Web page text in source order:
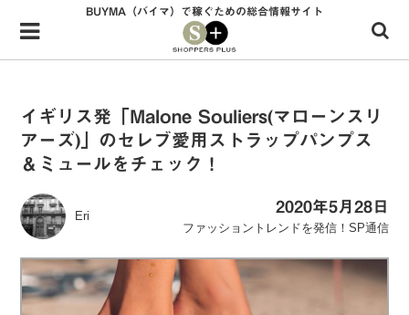
Menu
HOME
34歳独身OLバイマ実践記
ファッショントレンドを発信！SP通信
BUYMAで人気のブランド
BUYMAの売れ筋商品
BUYMA（バイマ）で稼ぐための総合情報サイト
イギリス発「Malone Souliers(マローンスリ
アーズ)」のセレブ愛用ストラップパンプス
＆ミュールをチェック！
Eri
2020年5月28日
ファッショントレンドを発信！SP通信